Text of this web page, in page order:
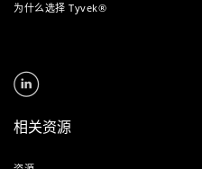
为什么选择 Tyvek®
相关资源